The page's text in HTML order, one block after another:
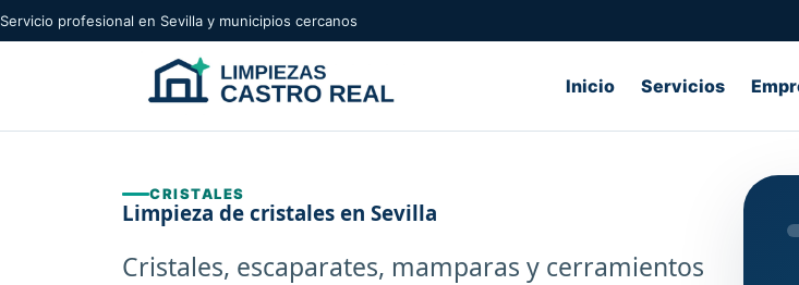
Servicio profesional en Sevilla y municipios cercanos
Inicio Servicios
CRISTALES
Limpieza de cristales en Sevilla
Cristales, escaparates, mamparas y cerramientos